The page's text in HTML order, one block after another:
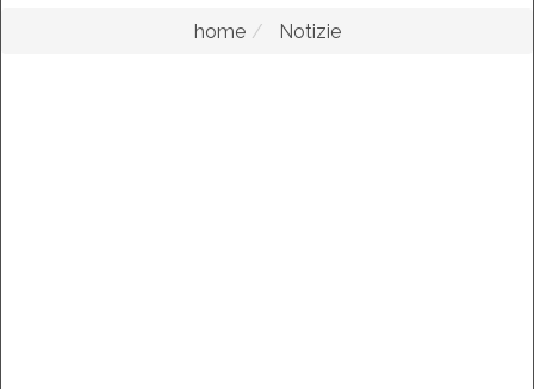
home Notizie